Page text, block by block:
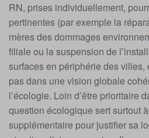
RN, prises individuellement,
pertinentes (par exemple la
mères des dommages
filiale ou la suspension de
surfaces en périphérie des villes,
pas dans une vision globale
l’écologie. Loin d’être prioritaire
question écologique sert surtout
supplémentaire pour justifier sa